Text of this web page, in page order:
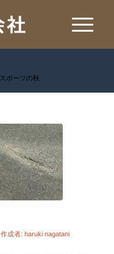
スポーツの秋
作成者: haruki nagatani